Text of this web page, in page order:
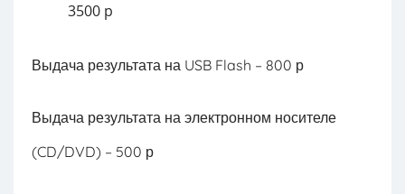
3500 р
Выдача результата на USB Flash – 800 р
Выдача результата на электронном носителе
(CD/DVD) – 500 р